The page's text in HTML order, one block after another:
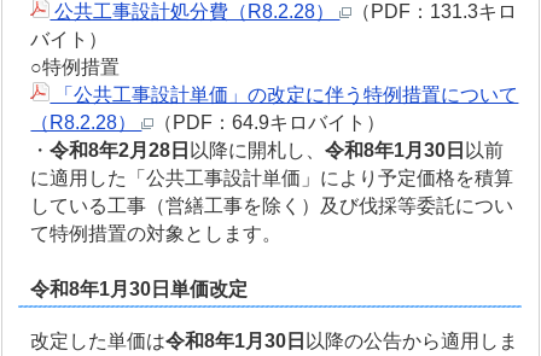
公共工事設計処分費（R8.2.28）
（PDF：131.3キロ
バイト）
○特例措置
「公共工事設計単価」の改定に伴う特例措置について
（R8.2.28）
（PDF：64.9キロバイト）
・令和8年2月28日 以降に開札し、令和8年1月30日 以前
に適用した「公共工事設計単価」により予定価格を積算
している工事（営繕工事を除く）及び伐採等委託につい
て特例措置の対象とします。
令和8年1月30日単価改定
改定した単価は令和8年1月30日 以降の公告から適用しま